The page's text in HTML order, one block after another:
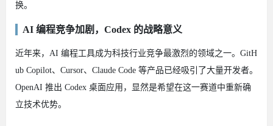
换。
AI 编程竞争加剧，Codex 的战略意义
近年来，AI 编程工具成为科技行业竞争最激烈的领域之一。GitH
ub Copilot、Cursor、Claude Code 等产品已经吸引了大量开发者。
OpenAI 推出 Codex 桌面应用，显然是希望在这一赛道中重新确
立技术优势。